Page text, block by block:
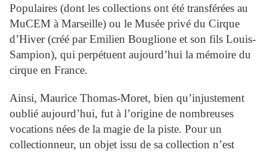
Populaires (dont les collections ont été transférées au
MuCEM à Marseille) ou le Musée privé du Cirque
d’Hiver (créé par Emilien Bouglione et son fils Louis-
Sampion), qui perpétuent aujourd’hui la mémoire du
cirque en France.
Ainsi, Maurice Thomas-Moret, bien qu’injustement
oublié aujourd’hui, fut à l’origine de nombreuses
vocations nées de la magie de la piste. Pour un
collectionneur, un objet issu de sa collection n’est